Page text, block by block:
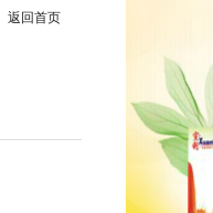
返回首页